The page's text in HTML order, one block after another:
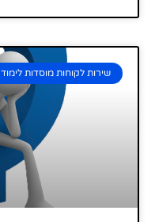
שירות לקוחות מוסדות לימוד